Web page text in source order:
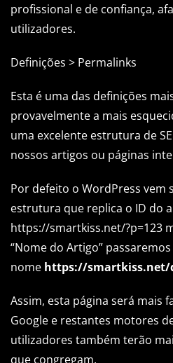
profissional e de confiança,
utilizadores.
Definições > Permalinks
Esta é uma das definições
provavelmente a mais
uma excelente estrutura de
nossos artigos ou páginas
Por defeito o WordPress vem
estrutura que replica o ID do
https://smartkiss.net/?p=123
“Nome do Artigo”
nome https://smartkiss.net/
Assim, esta página será mais
Google e restantes motores
utilizadores também terão
que congregam.